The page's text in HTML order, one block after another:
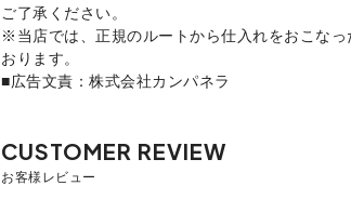
ご了承ください。
※当店では、正規のルートから仕入れをおこなっ
おります。
■広告文責：株式会社カンパネラ